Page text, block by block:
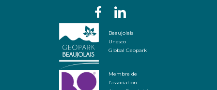
Beaujolais
Unesco
Global Geopark
Membre de
l’association